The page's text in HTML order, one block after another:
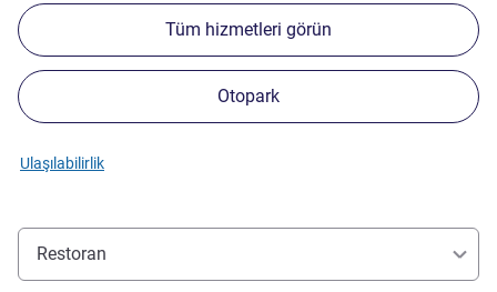
Tüm hizmetleri görün
Otopark
Ulaşılabilirlik
Restoran